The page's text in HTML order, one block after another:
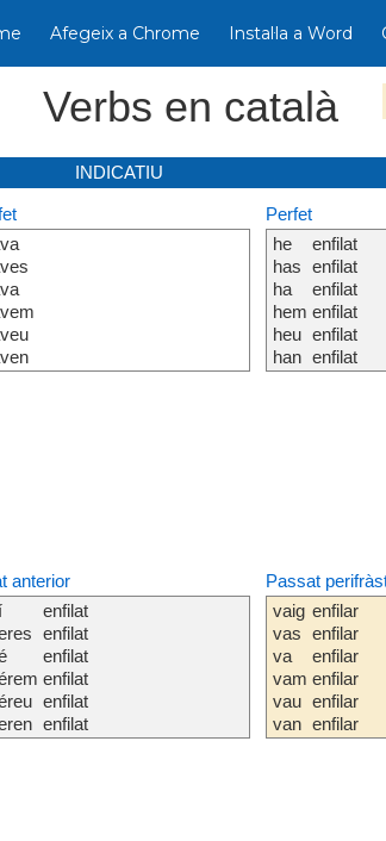
Afegeix a Chrome Instal·la a Word
Verbs en català
INDICATIU
Perfet
he
has
ha
hem
heu
han
enfilat
enfilat
enfilat
enfilat
enfilat
enfilat
anterior
enfilat
enfilat
enfilat
enfilat
enfilat
enfilat
Passat
vaig
vas
va
vam
vau
van
enfilar
enfilar
enfilar
enfilar
enfilar
enfilar